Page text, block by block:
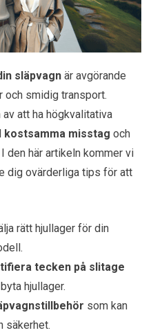
släpvagn är avgörande
och smidig transport.
att ha högkvalitativa
kostsamma misstag och
den här artikeln kommer vi
dig ovärderliga tips för att
rätt hjullager för din
tecken på slitage
hjullager.
som kan
säkerhet.